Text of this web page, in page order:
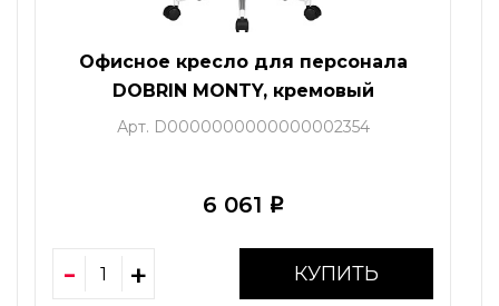
Офисное кресло для персонала
DOBRIN MONTY, кремовый
Арт. D0000000000000002354
6 061 i
КУПИТЬ